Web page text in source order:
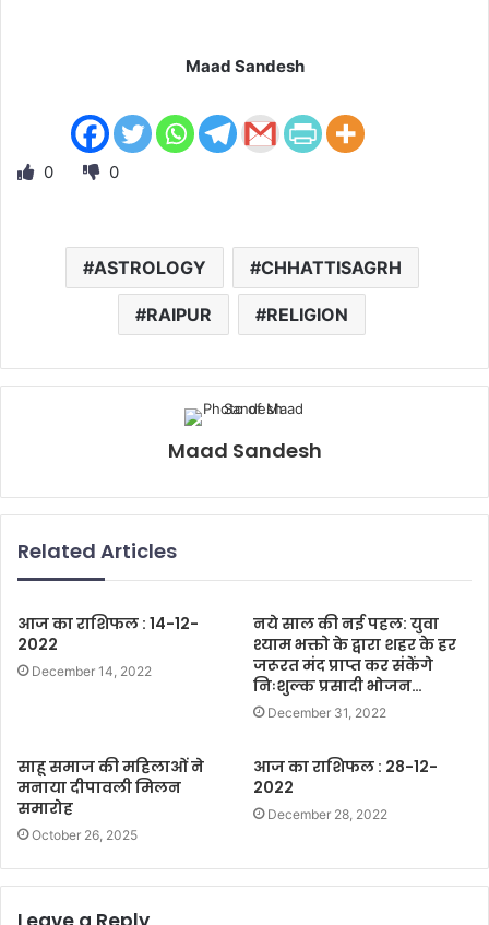
Maad Sandesh
0 0
ASTROLOGY CHHATTISAGRH
RAIPUR RELIGION
Maad Sandesh
Related Articles
आज का राशिफल : 14-12-
2022
December 14, 2022
नये साल की नई पहल: युवा
श्याम भक्तो के द्वारा शहर के हर
जरूरत मंद प्राप्त कर संकेंगे
निःशुल्क प्रसादी भोजन…
December 31, 2022
साहू समाज की महिलाओं ने
मनाया दीपावली मिलन
समारोह
October 26, 2025
आज का राशिफल : 28-12-
2022
December 28, 2022